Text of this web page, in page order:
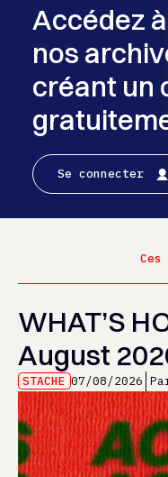
Accédez
nos
créant un
Se connecter
WHAT’S
August
STACHE 07/08/2026